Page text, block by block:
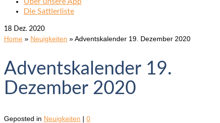
Die Sattlerliste
18 Dez. 2020
Home » Neuigkeiten »Adventskalender 19. Dezember 2020
Adventskalender 19.
Dezember 2020
Geposted in Neuigkeiten | 0